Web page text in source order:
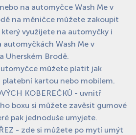
na automyčce Wash Me v
na měničce můžete zakoupit
využijete na automyčky i
Wash Me v
Uherském Brodě.
můžete platit jak
kartou nebo mobilem.
KOBEREČKŮ - uvnitř
boxu si můžete zavěsit gumové
pak jednoduše umyjete.
- zde si můžete po mytí umýt